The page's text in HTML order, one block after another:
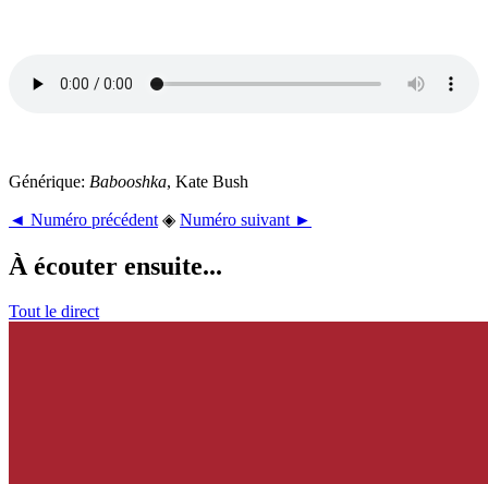
Générique: Babooshka, Kate Bush
◄ Numéro précédent ◈ Numéro suivant ►
À écouter ensuite...
Tout le direct